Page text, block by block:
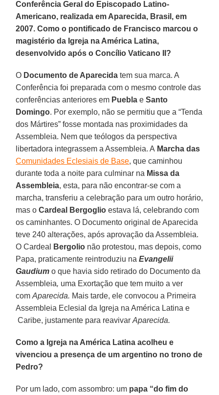
Conferência Geral do Episcopado Latino-
Americano, realizada em Aparecida, Brasil, em
2007. Como o pontificado de Francisco marcou o
magistério da Igreja na América Latina,
desenvolvido após o Concílio Vaticano II?
O Documento de Aparecida tem sua marca. A
Conferência foi preparada com o mesmo controle das
conferências anteriores em Puebla eSanto
Domingo. Por exemplo, não se permitiu que a “Tenda
dos Mártires” fosse montada nas proximidades da
Assembleia. Nem que teólogos da perspectiva
libertadora integrassem a Assembleia. A Marcha das
Comunidades Eclesiais de Base, que caminhou
durante toda a noite para culminar na Missa da
Assembleia, esta, para não encontrar-se com a
marcha, transferiu a celebração para um outro horário,
mas oCardeal Bergoglio estava lá, celebrando com
os caminhantes. O Documento original de Aparecida
teve 240 alterações, após aprovação da Assembleia.
O Cardeal
Bergolio não protestou, mas depois, como
Papa, praticamente reintroduziu naEvangelii
Gaudium o que havia sido retirado do Documento da
Assembleia, uma Exortação que tem muito a ver
comAparecida. Mais tarde, ele convocou a Primeira
Assembleia Eclesial da Igreja na América Latina e
Caribe, justamente para reavivarAparecida.
Como a Igreja na América Latina acolheu e
vivenciou a presença de um argentino no trono de
Pedro?
Por um lado, com assombro: um papa “do fim do